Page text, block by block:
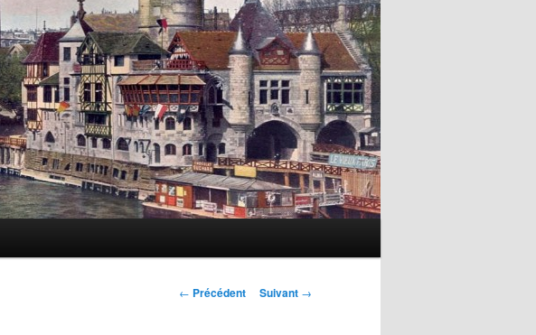
Navigation
← Précédent Suivant →